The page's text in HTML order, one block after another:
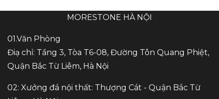
MORESTONE HÀ NỘI
01.Văn Phòng
Điạ chỉ: Tầng 3, Tòa T6-08, Đường Tôn Quang Phiệt,
Quận Bắc Từ Liêm, Hà Nội
02: Xưởng đá nội thất: Thượng Cát - Quận Bắc Từ